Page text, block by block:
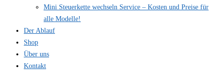
Mini Steuer­kette wechseln Service – Kosten und Preise für
alle Modelle!
Der Ablauf
Shop
Über uns
Kontakt